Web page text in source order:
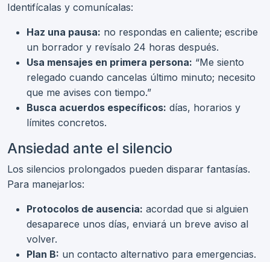
Identifícalas y comunícalas:
Haz una pausa: no respondas en caliente; escribe
un borrador y revísalo 24 horas después.
Usa mensajes en primera persona: “Me siento
relegado cuando cancelas último minuto; necesito
que me avises con tiempo.”
Busca acuerdos específicos: días, horarios y
límites concretos.
Ansiedad ante el silencio
Los silencios prolongados pueden disparar fantasías.
Para manejarlos:
Protocolos de ausencia: acordad que si alguien
desaparece unos días, enviará un breve aviso al
volver.
Plan B: un contacto alternativo para emergencias.